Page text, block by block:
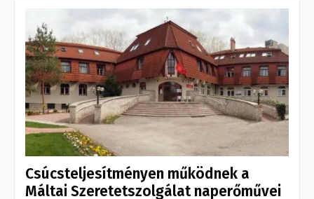
Csúcsteljesítményen működnek a
Máltai Szeretetszolgálat naperőművei